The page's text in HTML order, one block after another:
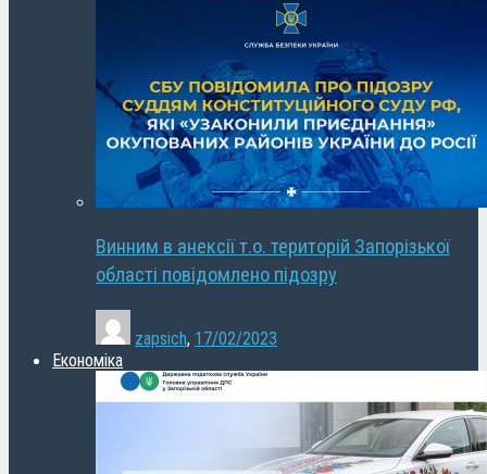
Винним в анексії т.о. територій Запорізької
області повідомлено підозру
zapsich, 17/02/2023
Економіка